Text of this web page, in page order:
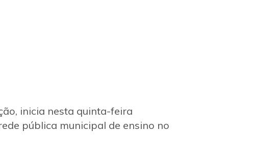
inicia nesta quinta-feira
pública municipal de ensino no